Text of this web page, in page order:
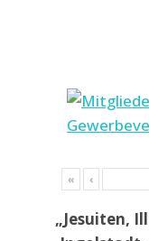
« ‹
„Jesuiten,